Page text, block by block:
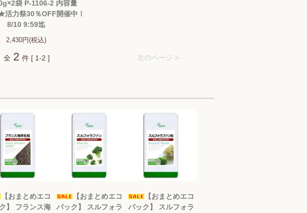
袋 P-1106-2 内容量
力祭30％OFF開催中！
8/10 9:59迄
2,430円(税込)
次のページ >
全 2 件 [ 1-2 ]
【おまとめエコ
】 フランス海
【おまとめエコ
パック】 スルフォラ
【おまとめエコ
パック】 スルフォラ